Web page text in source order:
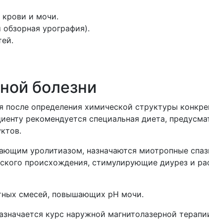
крови и мочи.
обзорная урография).
болезни
определения химической структуры
рекомендуется специальная диета,
уролитиазом, назначаются миотропные
происхождения, стимулирующие диурез и
смесей, повышающих рН мочи.
курс наружной магнитолазерной